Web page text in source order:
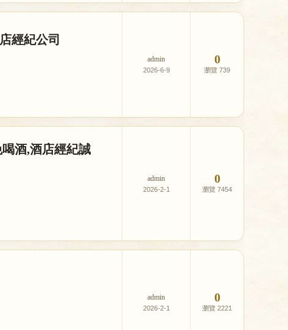
經紀公司
admin
2026-6-9
0
739
酒,酒店經紀誠
admin
2026-2-1
0
7454
admin
2026-2-1
0
2221